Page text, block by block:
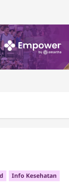
Info Kesehatan